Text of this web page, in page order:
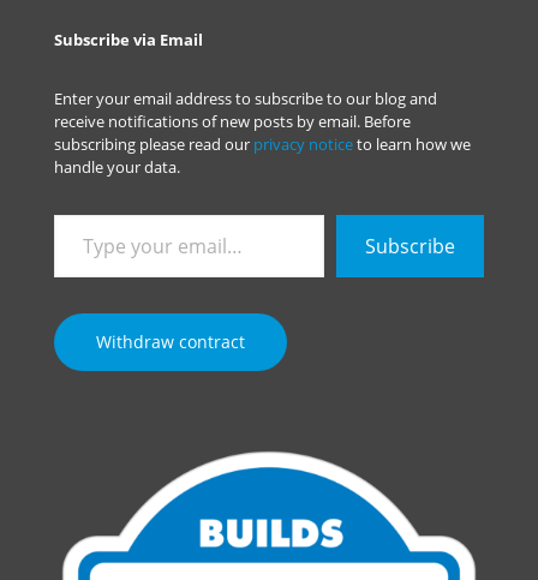
Subscribe via Email
Enter your email address to subscribe to our blog and
receive notifications of new posts by email. Before
subscribing please read our privacy noticeto learn how we
handle your data.
your
email…
Subscribe
Withdraw contract